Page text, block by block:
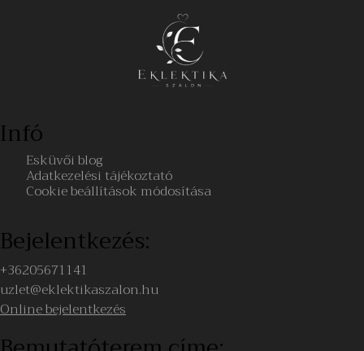
Infó
Esküvői blog
Adatkezelési tájékoztató
Cookie beállítások módosítása
Bejelentkezés:
+36205671141
uzlet@eklektikaszalon.hu
Online bejelentkezés